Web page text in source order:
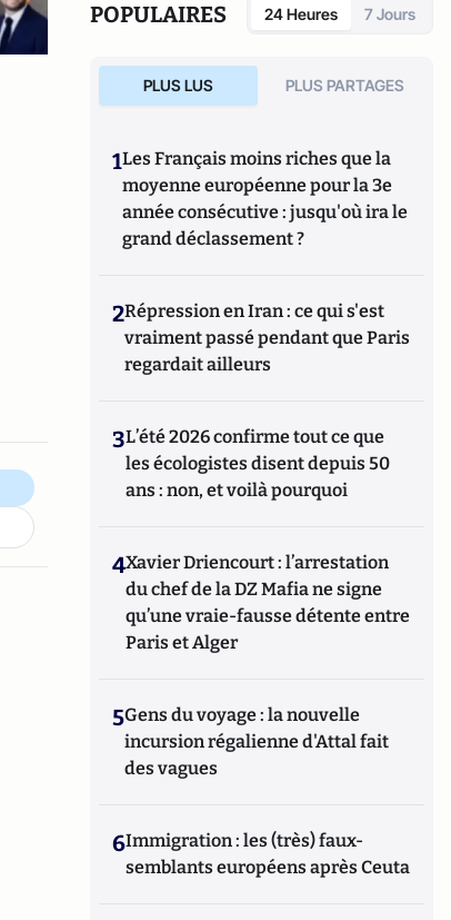
POPULAIRES 24 Heures 7 Jours
PLUS LUS PLUS PARTAGES
1Les Français moins riches que la
moyenne européenne pour la 3e
année consécutive : jusqu'où ira le
grand déclassement ?
2Répression en Iran : ce qui s'est
vraiment passé pendant que Paris
regardait ailleurs
3L’été 2026 confirme tout ce que
les écologistes disent depuis 50
ans : non, et voilà pourquoi
4Xavier Driencourt : l’arrestation
du chef de la DZ Mafia ne signe
qu’une vraie-fausse détente entre
Paris et Alger
5Gens du voyage : la nouvelle
incursion régalienne d'Attal fait
des vagues
6Immigration : les (très) faux-
semblants européens après Ceuta